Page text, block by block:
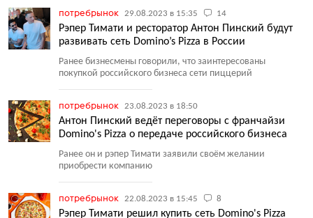
потребрынок 29.08.2023 в 15:35 14
Рэпер Тимати и ресторатор Антон Пинский будут
развивать сеть Domino’s Pizza в России
Ранее бизнесмены говорили, что заинтересованы
покупкой российского бизнеса сети пиццерий
потребрынок 23.08.2023 в 18:50
Антон Пинский ведёт переговоры с франчайзи
Domino's Pizza о передаче российского бизнеса
Ранее он и рэпер Тимати заявили своём желании
приобрести компанию
потребрынок 22.08.2023 в 15:45 8
Рэпер Тимати решил купить сеть Domino's Pizza